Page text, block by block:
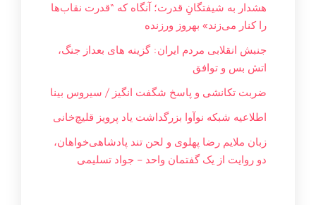
هشدار به شیفتگانِ قدرت؛ آنگاه که “قدرت نقاب‌ها
را کنار می‌زند» بهروز ورزنده
جنبش انقلابی مردم ایران: گزینه های بعداز جنگ،
اتش بس و توافق
ضربت تکانشی و پاسخ شگفت انگیز / سیروس بینا
اطلاعیه شبکه نوآوا بزرگداشت یاد پرویز قلیچ‌خانی
زبان ملایم‌ رضا پهلوی و لحن تند پادشاهی‌خواهان،
دو روایت از یک گفتمان واحد – جواد تسليمی